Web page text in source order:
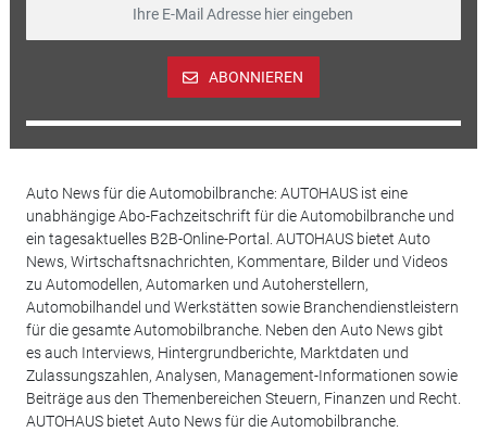
ABONNIEREN
Auto News für die Automobilbranche: AUTOHAUS ist eine
unabhängige Abo-Fachzeitschrift für die Automobilbranche und
ein tagesaktuelles B2B-Online-Portal. AUTOHAUS bietet Auto
News, Wirtschaftsnachrichten, Kommentare, Bilder und Videos
zu Automodellen, Automarken und Autoherstellern,
Automobilhandel und Werkstätten sowie Branchendienstleistern
für die gesamte Automobilbranche. Neben den Auto News gibt
es auch Interviews, Hintergrundberichte, Marktdaten und
Zulassungszahlen, Analysen, Management-Informationen sowie
Beiträge aus den Themenbereichen Steuern, Finanzen und Recht.
AUTOHAUS bietet Auto News für die Automobilbranche.